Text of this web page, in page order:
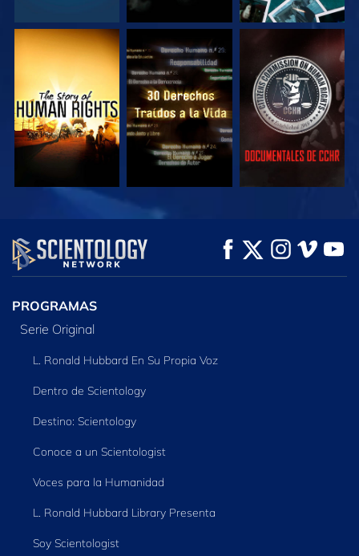
VE VE VE
VE
EXPLORA LAS
SERIES
PROGRAMAS
Serie Original
L. Ronald Hubbard En Su Propia Voz
Dentro de Scientology
Destino: Scientology
Conoce a un Scientologist
Voces para la Humanidad
L. Ronald Hubbard Library Presenta
Soy Scientologist